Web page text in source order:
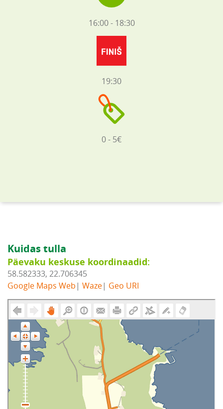
16:00 - 18:30
19:30
0 - 5€
Kuidas tulla
Päevaku keskuse koordinaadid:
58.582333, 22.706345
Google Maps Web | Waze| Geo URI